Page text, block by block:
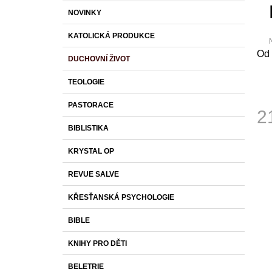
kategorie
K
A
T
E
G
O
R
E
NOVINKY
KATOLICKÁ PRODUKCE
DUCHOVNÍ ŽIVOT
TEOLOGIE
PASTORACE
BIBLISTIKA
KRYSTAL OP
REVUE SALVE
KŘESŤANSKÁ PSYCHOLOGIE
BIBLE
KNIHY PRO DĚTI
BELETRIE
Od